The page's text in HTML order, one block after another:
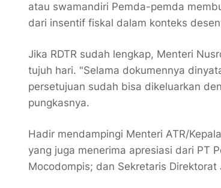
atau swamandiri Pemda-pemda
dari insentif fiskal dalam konteks
Jika RDTR sudah lengkap, Menteri
tujuh hari. "Selama dokumennya
persetujuan sudah bisa dikeluarkan
pungkasnya.
Hadir mendampingi Menteri ATR/
yang juga menerima apresiasi dari PT
Mocodompis; dan Sekretaris